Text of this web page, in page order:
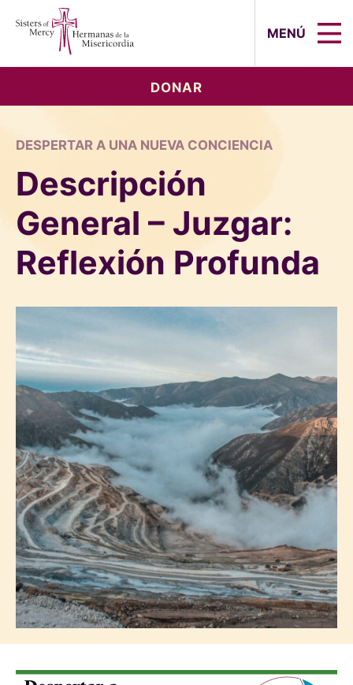
MENÚ
DONAR
DESPERTAR A UNA NUEVA CONCIENCIA
Descripción
General – Juzgar:
Reflexión Profunda